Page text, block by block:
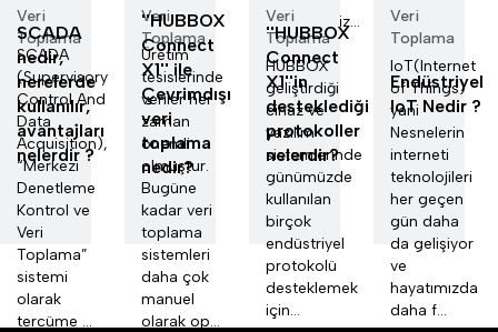
Gateway
ile ...
Endüs...
yönetmeniz...
networ...
Veri
Toplama
SCADA
nedir,
nerelerde
kullanılır,
avantajları
nelerdir ?
SCADA
(Supervisory
Control And
Data
Acquisition),
“Merkezi
Denetleme
Kontrol ve
Veri
Toplama”
sistemi
olarak
tercüme ...
Veri
Toplama
''HUBBOX
Connect
X1'' ile
Çevrimdışı
veri
toplama
nedir?
Üretim
tesislerinde
veriler her
zaman
önemli
olmuştur.
Bugüne
kadar veri
toplama
sistemleri
daha çok
manuel
olarak op...
Veri
Toplama
''HUBBOX
Connect
X1''in
desteklediği
protokoller
nelerdir?
HUBBOX
geliştirdiği
cihaz ve
yazılım
sistemlerinde
günümüzde
kullanılan
birçok
endüstriyel
protokolü
desteklemek
için...
Veri
Toplama
Endüstriyel
IoT Nedir ?
IoT(Internet
of Things)
yani
Nesnelerin
interneti
teknolojileri
her geçen
gün daha
da gelişiyor
ve
hayatımızda
daha f...